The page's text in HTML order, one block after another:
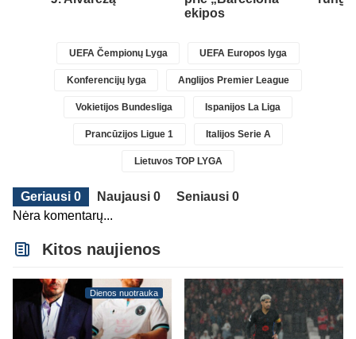
ekipos
UEFA Čempionų Lyga UEFA Europos lyga
Konferencijų lyga Anglijos Premier League
Vokietijos Bundesliga Ispanijos La Liga
Prancūzijos Ligue 1 Italijos Serie A
Lietuvos TOP LYGA
Geriausi 0 Naujausi 0
Seniausi 0
Nėra komentarų...
Kitos naujienos
Dienos nuotrauka